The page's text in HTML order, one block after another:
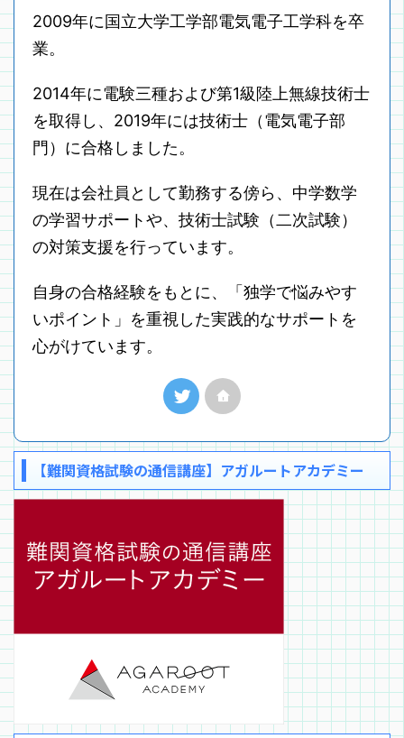
2009年に国立大学工学部電気電子工学科を卒
業。
2014年に電験三種および第1級陸上無線技術士
を取得し、2019年には技術士（電気電子部
門）に合格しました。
現在は会社員として勤務する傍ら、中学数学
の学習サポートや、技術士試験（二次試験）
の対策支援を行っています。
自身の合格経験をもとに、「独学で悩みやす
いポイント」を重視した実践的なサポートを
心がけています。
【難関資格試験の通信講座】アガルートアカデミー